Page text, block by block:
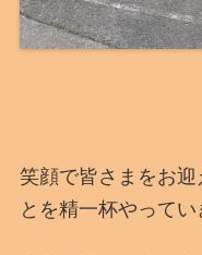
笑顔で皆さまをお迎
とを精一杯やってい